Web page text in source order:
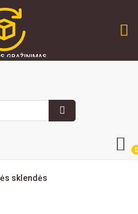
PRISTATYMAS
GRĄŽINIMAS
SAUGU PIRKTI
0
sklendės